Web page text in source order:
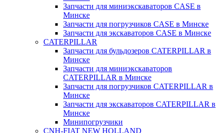
Запчасти для миниэкскаваторов CASE в
Минске
Запчасти для погрузчиков CASE в Минске
Запчасти для экскаваторов CASE в Минске
CATERPILLAR
Запчасти для бульдозеров CATERPILLAR в
Минске
Запчасти для миниэкскаваторов
CATERPILLAR в Минске
Запчасти для погрузчиков CATERPILLAR в
Минске
Запчасти для экскаваторов CATERPILLAR в
Минскe
Минипогрузчики
CNH-FIAT NEW HOLLAND